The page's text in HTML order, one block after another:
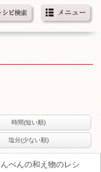
時間(短い順)
塩分(少ない順)
ぺんの和え物のレシ